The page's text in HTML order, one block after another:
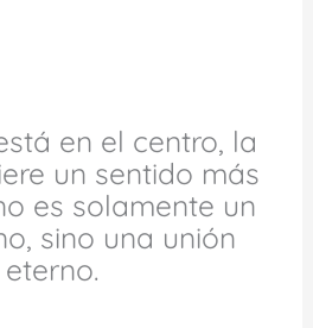
en el centro, la
un sentido más
es solamente un
sino una unión